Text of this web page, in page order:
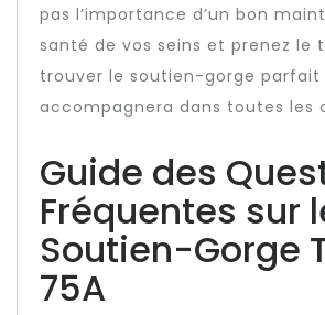
pas l’importance d’un bon
santé de vos seins et prenez le
trouver le soutien-gorge parfait
accompagnera dans toutes les
Guide des
Fréquentes sur
Soutien-Gorge
75A